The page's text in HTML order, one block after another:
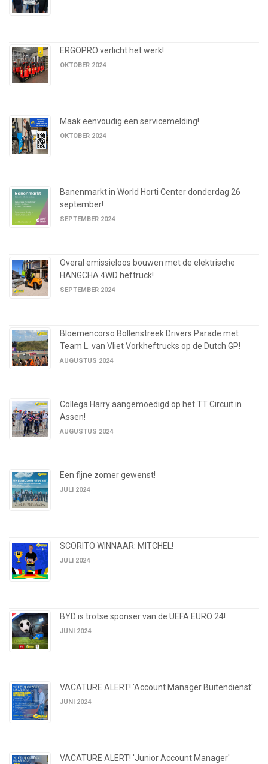
ERGOPRO verlicht het werk!
OKTOBER 2024
Maak eenvoudig een servicemelding!
OKTOBER 2024
Banenmarkt in World Horti Center donderdag 26
september!
SEPTEMBER 2024
Overal emissieloos bouwen met de elektrische
HANGCHA 4WD heftruck!
SEPTEMBER 2024
Bloemencorso Bollenstreek Drivers Parade met
Team L. van Vliet Vorkheftrucks op de Dutch GP!
AUGUSTUS 2024
Collega Harry aangemoedigd op het TT Circuit in
Assen!
AUGUSTUS 2024
Een fijne zomer gewenst!
JULI 2024
SCORITO WINNAAR: MITCHEL!
JULI 2024
BYD is trotse sponser van de UEFA EURO 24!
JUNI 2024
VACATURE ALERT! 'Account Manager Buitendienst'
JUNI 2024
VACATURE ALERT! 'Junior Account Manager'